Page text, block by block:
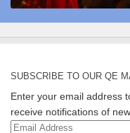
SUBSCRIBE TO OUR QE
Enter your email address
receive notifications of
Email